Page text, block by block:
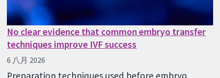
No clear evidence that common embryo transfer
techniques improve IVF success
6 八月 2026
Preparation techniques used before embryo